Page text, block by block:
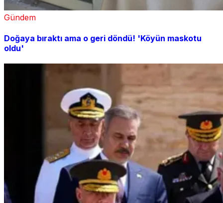
Gündem
Doğaya bıraktı ama o geri döndü! 'Köyün maskotu
oldu'